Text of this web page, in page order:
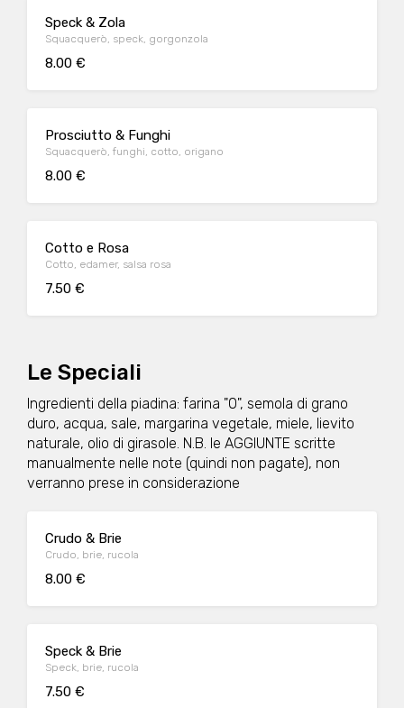
Speck & Zola
Squacquerò, speck, gorgonzola
8.00 €
Prosciutto & Funghi
Squacquerò, funghi, cotto, origano
8.00 €
Cotto e Rosa
Cotto, edamer, salsa rosa
7.50 €
Le Speciali
Ingredienti della piadina: farina "0", semola di grano
duro, acqua, sale, margarina vegetale, miele, lievito
naturale, olio di girasole. N.B. le AGGIUNTE scritte
manualmente nelle note (quindi non pagate), non
verranno prese in considerazione
Crudo & Brie
Crudo, brie, rucola
8.00 €
Speck & Brie
Speck, brie, rucola
7.50 €